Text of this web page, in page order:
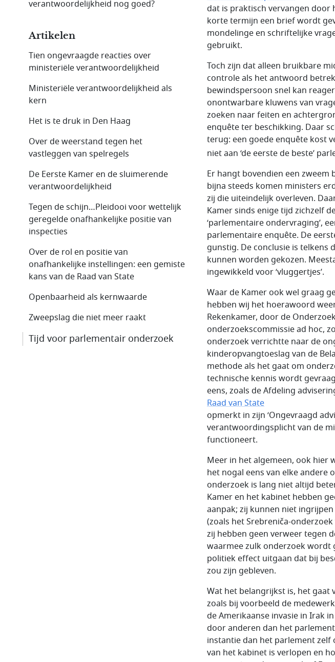
dat is praktisch vervangen
korte termijn een brief wordt
mondelinge en schriftelijke
gebruikt.
Toch zijn dat alleen bruikbare
controle als het antwoord
bewindspersoon snel kan
onontwarbare kluwens van
zoeken naar feiten en
enquête ter beschikking. Daar
terug: een goede enquête kost
niet aan ‘de eerste de beste’
Er hangt bovendien een
bijna steeds komen ministers
zij die uiteindelijk overleven.
Kamer sinds enige tijd zichzelf
‘parlementaire ondervraging’,
parlementaire enquête. De
gunstig. De conclusie is telkens
kunnen worden gekozen.
ingewikkeld voor ‘vluggertjes’.
Waar de Kamer ook wel graag
hebben wij het hoerawoord
Rekenkamer, door de
onderzoekscommissie ad hoc,
onderzoek verrichtte naar de
kinderopvangtoeslag van de
methode als het gaat om
technische kennis wordt
eens, zoals de Afdeling
Raad van State
opmerkt in zijn ‘Ongevraagd
verantwoordingsplicht van de
functioneert.
Meer in het algemeen, ook hier
het nogal eens van elke andere
onderzoek is lang niet altijd
Kamer en het kabinet hebben
aanpak; zij kunnen niet
(zoals het Srebreniča-
zij hebben geen verweer tegen
waarmee zulk onderzoek
politiek effect uitgaan dat bij
zou zijn gebleven.
Wat het belangrijkst is, het gaat
zoals bij voorbeeld de
de Amerikaanse invasie in Irak
door anderen dan het
instantie dan het parlement
van het kabinet is verlopen en
verantwoordelijkheid nog goed?
Artikelen
Tien ongevraagde reacties over
ministeriële verantwoordelijkheid
Ministeriële verantwoordelijkheid als
kern
Het is te druk in Den Haag
Over de weerstand tegen het
vastleggen van spelregels
De Eerste Kamer en de sluimerende
verantwoordelijkheid
Tegen de schijn…Pleidooi voor wettelijk
geregelde onafhankelijke positie van
inspecties
Over de rol en positie van
onafhankelijke instellingen: een gemiste
kans van de Raad van State
Openbaarheid als kernwaarde
Zweepslag die niet meer raakt
Tijd voor parlementair onderzoek